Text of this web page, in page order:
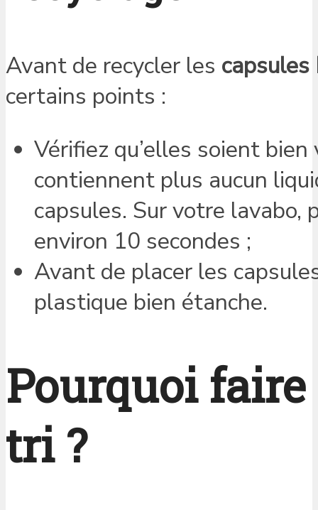
Avant de recycler les
certains points :
Vérifiez qu’elles soient bien
contiennent plus aucun
capsules. Sur votre
environ 10 secondes ;
Avant de placer les
plastique bien étanche.
Pourquoi
tri ?